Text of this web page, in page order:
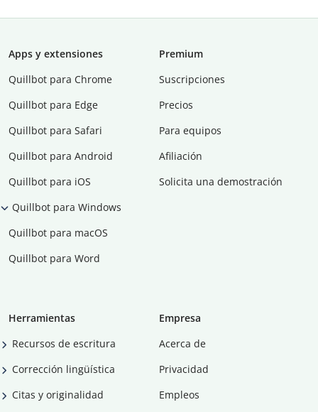
Apps y extensiones
Quillbot para Chrome
Quillbot para Edge
Quillbot para Safari
Quillbot para Android
Quillbot para iOS
Quillbot para Windows
Quillbot para macOS
Quillbot para Word
Premium
Suscripciones
Precios
Para equipos
Afiliación
Solicita una demostración
Herramientas
Recursos de escritura
Corrección lingüística
Citas y originalidad
Empresa
Acerca de
Privacidad
Empleos